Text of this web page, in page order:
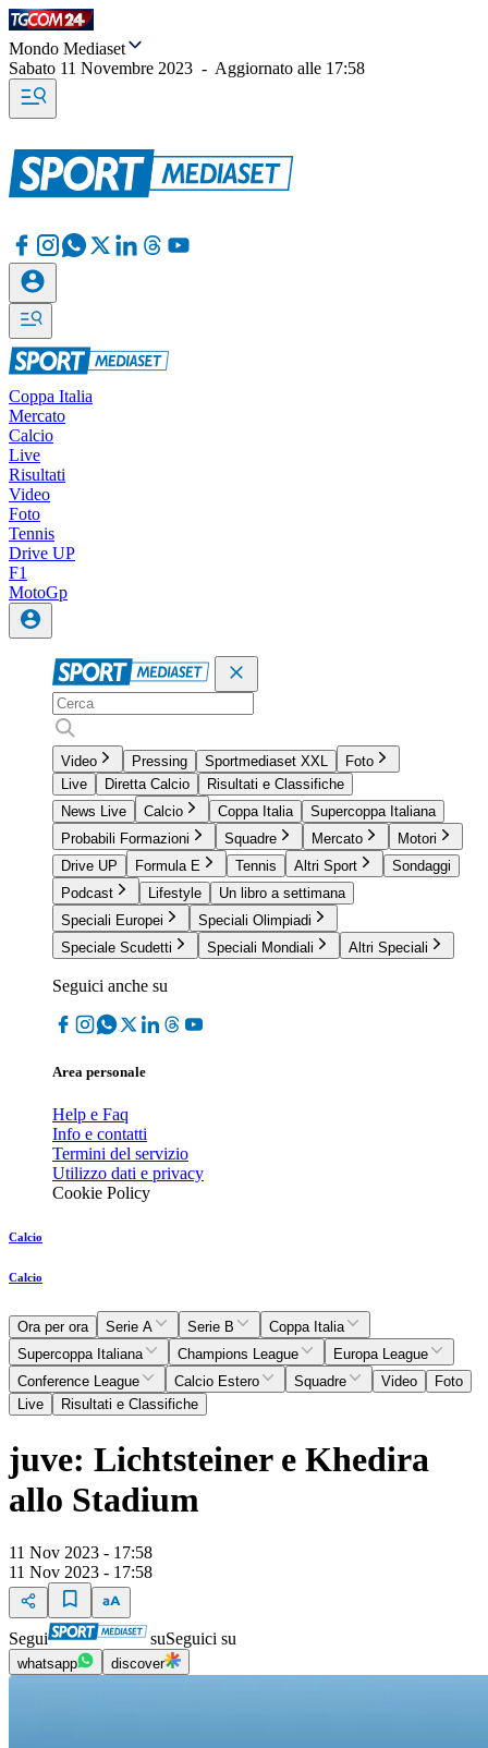
Mondo Mediaset
Sabato 11 Novembre 2023 - Aggiornato alle 17:58
Coppa Italia
Mercato
Calcio
Live
Risultati
Video
Foto
Tennis
Drive UP
F1
MotoGp
Video Pressing Sportmediaset XXL
Foto
Live
Diretta Calcio
Risultati e Classifiche
News Live
Calcio Coppa Italia
Supercoppa Italiana
Probabili Formazioni
Squadre Mercato
Motori
Drive UP
Formula E Tennis Altri Sport
Sondaggi
Podcast
Lifestyle
Un libro a settimana
Speciali Europei
Speciali Olimpiadi
Speciale Scudetti
Speciali Mondiali Altri Speciali
Seguici anche su
Area personale
Help e Faq
Info e contatti
Termini del servizio
Utilizzo dati e privacy
Cookie Policy
Calcio
Calcio
Ora per ora Serie A Serie B
Coppa Italia
Supercoppa Italiana
Champions League
Europa League
Conference League
Calcio Estero Squadre Video
Foto
Live
Risultati e Classifiche
juve: Lichtsteiner e Khedira
allo Stadium
11 Nov 2023 - 17:58
11 Nov 2023 - 17:58
Segui suSeguici su
whatsapp discover